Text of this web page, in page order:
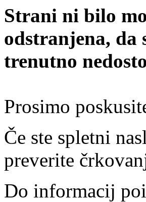
Strani ni bilo
odstranjena, da
trenutno
Prosimo
Če ste spletni
preverite
Do informacij